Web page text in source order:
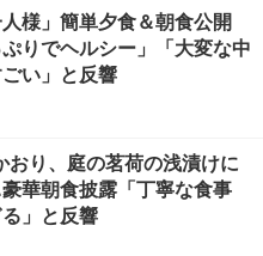
様」簡単夕食＆朝食公開
ぷりでヘルシー」「大変な中
い」と反響
おり、庭の茗荷の浅漬けに
華朝食披露「丁寧な食事
」と反響